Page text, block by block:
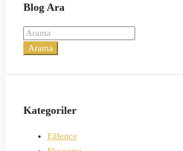
Blog Ara
Arama
Kategoriler
Eğlence